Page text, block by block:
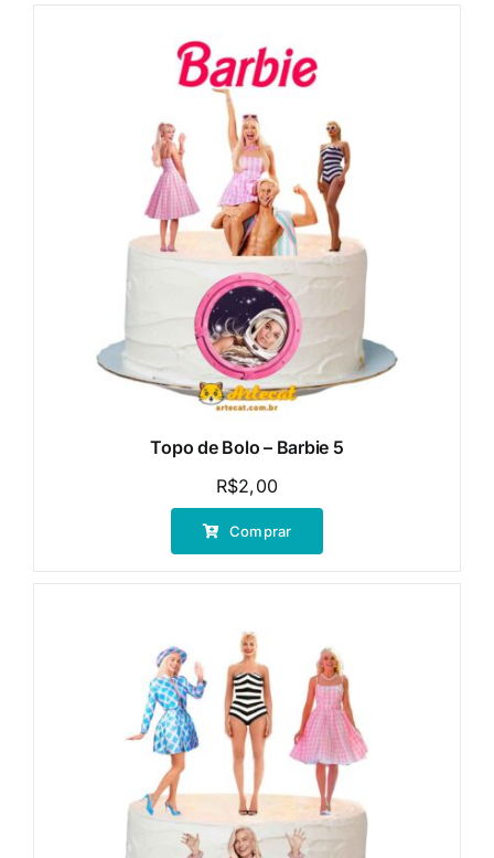
Topo de Bolo – Barbie 5
R$2,00
Comprar